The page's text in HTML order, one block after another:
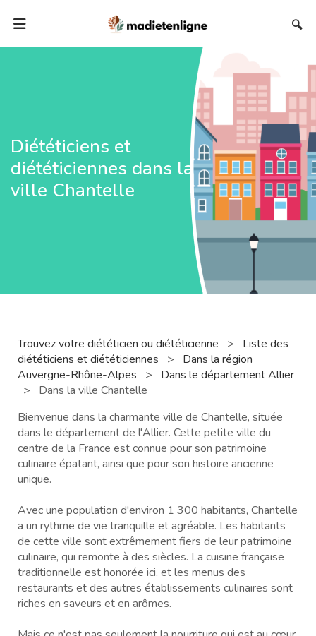
🔍
Diététiciens et
diététiciennes dans la
ville Chantelle
Trouvez votre diététicien ou diététicienne >
Liste des
diététiciens et diététiciennes
>
Dans la région
Auvergne-Rhône-Alpes
>
Dans le département Allier
>
Dans la ville Chantelle
Bienvenue dans la charmante ville de Chantelle, située
dans le département de l'Allier. Cette petite ville du
centre de la France est connue pour son patrimoine
culinaire épatant, ainsi que pour son histoire ancienne
unique.
Avec une population d'environ 1 300 habitants, Chantelle
a un rythme de vie tranquille et agréable. Les habitants
de cette ville sont extrêmement fiers de leur patrimoine
culinaire, qui remonte à des siècles. La cuisine française
traditionnelle est honorée ici, et les menus des
restaurants et des autres établissements culinaires sont
riches en saveurs et en arômes.